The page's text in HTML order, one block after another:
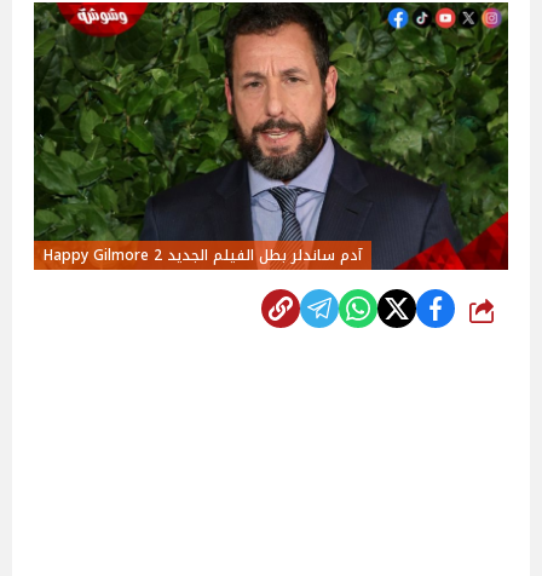
آدم ساندلر بطل الفيلم الجديد 2 Happy Gilmore
شارك